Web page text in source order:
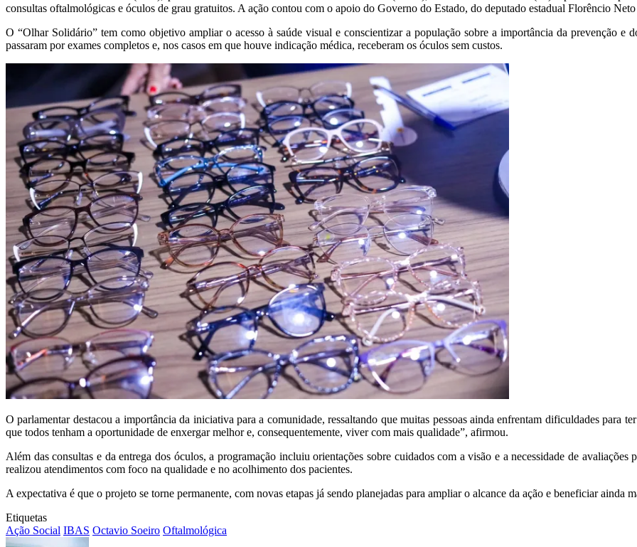
consultas oftalmológicas e óculos de grau gratuitos. A ação contou com o apoio do Governo do Estado, do deputado estadual Florêncio
O “Olhar Solidário” tem como objetivo ampliar o acesso à saúde visual e conscientizar a população sobre a importância da prevenção e
passaram por exames completos e, nos casos em que houve indicação médica, receberam os óculos sem custos.
O parlamentar destacou a importância da iniciativa para a comunidade, ressaltando que muitas pessoas ainda enfrentam dificuldades para
que todos tenham a oportunidade de enxergar melhor e, consequentemente, viver com mais qualidade”, afirmou.
Além das consultas e da entrega dos óculos, a programação incluiu orientações sobre cuidados com a visão e a necessidade de
realizou atendimentos com foco na qualidade e no acolhimento dos pacientes.
A expectativa é que o projeto se torne permanente, com novas etapas já sendo planejadas para ampliar o alcance da ação e beneficiar ainda
Etiquetas
Ação Social IBAS Octavio Soeiro Oftalmológica